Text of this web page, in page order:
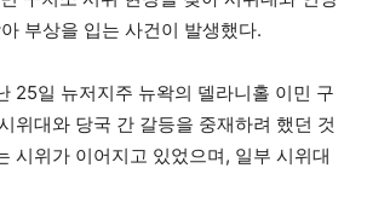
부상을 입는 사건이 발생했다.
25일 뉴저지주 뉴왁의 델라니홀 이민 구
위대와 당국 간 갈등을 중재하려 했던 것
시위가 이어지고 있었으며, 일부 시위대